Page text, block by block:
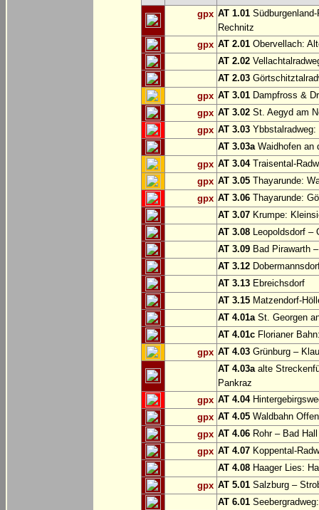
gpx AT 1.01
Rechnitz
gpx AT 2.01 Obervellach:
AT 2.02
AT 2.03
gpx AT 3.01 Dampfross &
gpx AT 3.02 St. Aegyd am
gpx AT 3.03
AT 3.03aWaidhofen an
gpx AT 3.04Traisental-
gpx AT 3.05 Thayarunde:
gpx AT 3.06 Thayarunde:
AT 3.07 Krumpe:
AT 3.08 Leopoldsdorf –
AT 3.09 Bad Pirawarth
AT 3.12
AT 3.13 Ebreichsdorf
AT 3.15 Matzendorf-
AT 4.01aSt. Georgen
AT 4.01c Florianer
gpx AT 4.03 Grünburg –
AT 4.03aalte
Pankraz
gpx AT 4.04
gpx AT 4.05 Waldbahn
gpx AT 4.06 Rohr – Bad Hall
gpx AT 4.07 Koppental-
AT 4.08 Haager Lies:
gpx AT 5.01 Salzburg –
AT 6.01